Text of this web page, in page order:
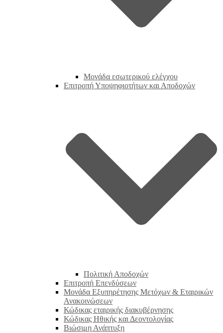
Μονάδα εσωτερικού ελέγχου
Επιτροπή Υποψηφιοτήτων και Αποδοχών
Πολιτική Αποδοχών
Επιτροπή Επενδύσεων
Μονάδα Εξυπηρέτησης Μετόχων & Εταιρικών
Ανακοινώσεων
Κώδικας εταιρικής διακυβέρνησης
Κώδικας Ηθικής και Δεοντολογίας
Βιώσιμη Ανάπτυξη